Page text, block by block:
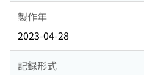
製作年
2023-04-28
記録形式